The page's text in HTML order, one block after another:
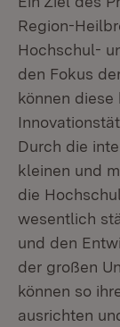
Region-
Hochschul-
den Fokus
können
Durch die
kleinen und
die
wesentlich
und den
der großen
können so
ausrichten